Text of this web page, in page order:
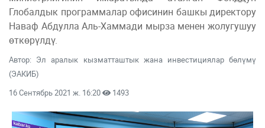
Глобалдык программалар офисинин башкы директору
Наваф Абдулла Аль-Хаммади мырза менен жолугушуу
өткөрүлдү.
Автор: Эл аралык кызматташтык жана инвестициялар бөлүмү
(ЭАКИБ)
16 Сентябрь 2021 ж. 16:20
1493